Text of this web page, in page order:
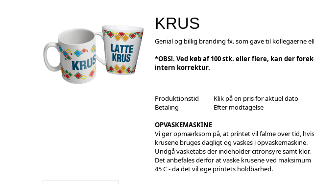
KRUS
Genial og billig branding fx. som gave til kollegaerne
*OBS!. Ved køb af 100 stk. eller flere, kan der
intern korrektur.
Produktionstid
Klik på en pris for aktuel dato
Betaling
Efter modtagelse
OPVASKEMASKINE
Vi gør opmærksom på, at printet vil falme over tid, hvis
krusene bruges dagligt og vaskes i opvaskemaskine.
Undgå vasketabs der indeholder citronsyre samt klor.
Det anbefales derfor at vaske krusene ved maksimum
45 C - da det vil øge printets holdbarhed.